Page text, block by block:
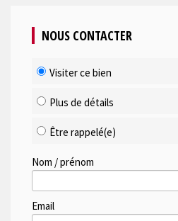
NOUS CONTACTER
Visiter ce bien
Plus de détails
Être rappelé(e)
Nom / prénom
Email